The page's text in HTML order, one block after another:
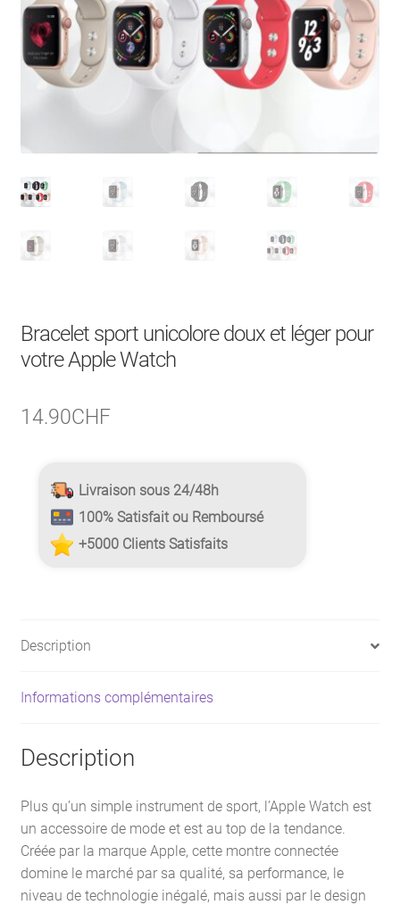
À Propos
Contact
Bracelet sport unicolore doux et léger pour
votre Apple Watch
14.90CHF
Livraison sous 24/48h
100% Satisfait ou Remboursé
+5000 Clients Satisfaits
Description
Informations complémentaires
Description
Plus qu’un simple instrument de sport, l’Apple Watch est
un accessoire de mode et est au top de la tendance.
Créée par la marque Apple, cette montre connectée
domine le marché par sa qualité, sa performance, le
niveau de technologie inégalé, mais aussi par le design